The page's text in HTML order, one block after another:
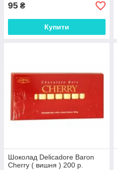
95 ₴
Купити
Шоколад Delicadore Baron
Cherry ( вишня ) 200 р.